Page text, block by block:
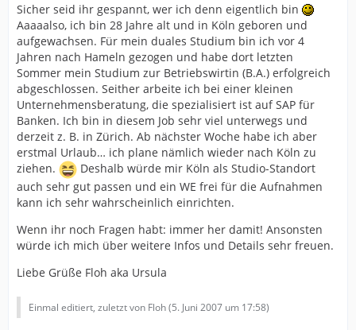
Die neuen Aufnahmen werden auch für uns eine ganz
neue Erfahrung, weil wir zum ersten mal ein "richtiges"
Studio haben - mit mehreren Mikros, schalldicht,
exquiste Technik. Nicht wie bisher: Radiostudio mit
offenem Fenster zur Bahnstrecke und immer nur 20 min
Zeit zum Aufnehmen zwischen irgendwelchen
Sendungen der Radioleute...
Für die ersten beiden Folgen haben wir ca. 6 Termine
gebraucht. Wenn wir jetzt mal effektiv aufnehmen
können, können wir vielleicht eine Folge pro Session
Termin können, ihren Text gesondert einsprechen. Aber
auch das müssen wir erstmal sehen.
So, das war's erstmal, was ich dir zu INSIDE (immer in
Versalien zu schreiben! *g* ) sagen kann.
Meld dich mal im Forum!
Sicher seid ihr gespannt, wer ich denn eigentlich bin
Aaaaalso, ich bin 28 Jahre alt und in Köln geboren und
aufgewachsen. Für mein duales Studium bin ich vor 4
Jahren nach Hameln gezogen und habe dort letzten
Sommer mein Studium zur Betriebswirtin (B.A.) erfolgreich
abgeschlossen. Seither arbeite ich bei einer kleinen
Unternehmensberatung, die spezialisiert ist auf SAP für
Banken. Ich bin in diesem Job sehr viel unterwegs und
derzeit z. B. in Zürich. Ab nächster Woche habe ich aber
erstmal Urlaub… ich plane nämlich wieder nach Köln zu
ziehen.
Deshalb würde mir Köln als Studio-Standort
auch sehr gut passen und ein WE frei für die Aufnahmen
kann ich sehr wahrscheinlich einrichten.
Wenn ihr noch Fragen habt: immer her damit! Ansonsten
würde ich mich über weitere Infos und Details sehr freuen.
Liebe Grüße Floh aka Ursula
Einmal editiert, zuletzt von Floh (5. Juni 2007 um 17:58)